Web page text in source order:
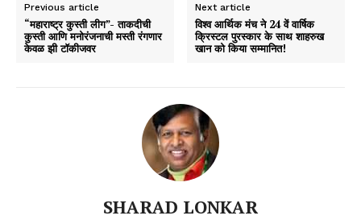
Previous article
“महाराष्ट्र कुस्ती लीग”- ताकदीची
कुस्ती आणि मनोरंजनाची मस्ती रंगणार
केवळ झी टॉकीजवर
Next article
विश्व आर्थिक मंच ने 24 वें वार्षिक
क्रिस्टल पुरस्कार के साथ शाहरुख
खान को किया सम्मानित!
SHARAD LONKAR